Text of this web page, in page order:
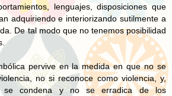
lenguajes, disposiciones que
adquiriendo e interiorizando sutilmente a
De tal modo que no tenemos posibilidad
pervive en la medida en que no se
no si reconoce como violencia, y,
condena y no se erradica de los